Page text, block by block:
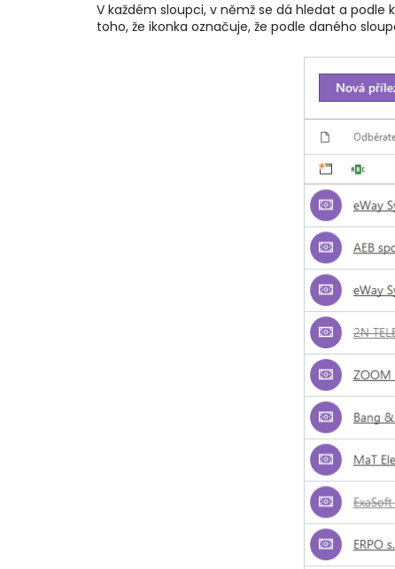
V každém sloupci, v němž se dá hledat a
toho, že ikonka označuje, že podle daného